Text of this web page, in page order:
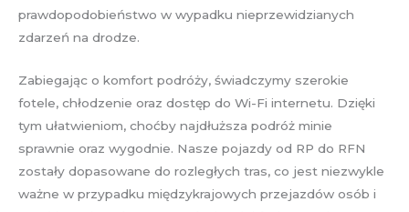
prawdopodobieństwo w wypadku nieprzewidzianych
zdarzeń na drodze.
Zabiegając o komfort podróży, świadczymy szerokie
fotele, chłodzenie oraz dostęp do Wi-Fi internetu. Dzięki
tym ułatwieniom, choćby najdłuższa podróż minie
sprawnie oraz wygodnie. Nasze pojazdy od RP do RFN
zostały dopasowane do rozległych tras, co jest niezwykle
ważne w przypadku międzykrajowych przejazdów osób i